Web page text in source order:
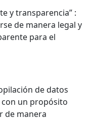
y transparencia” :
de manera legal y
para el
de datos
con un propósito
de manera